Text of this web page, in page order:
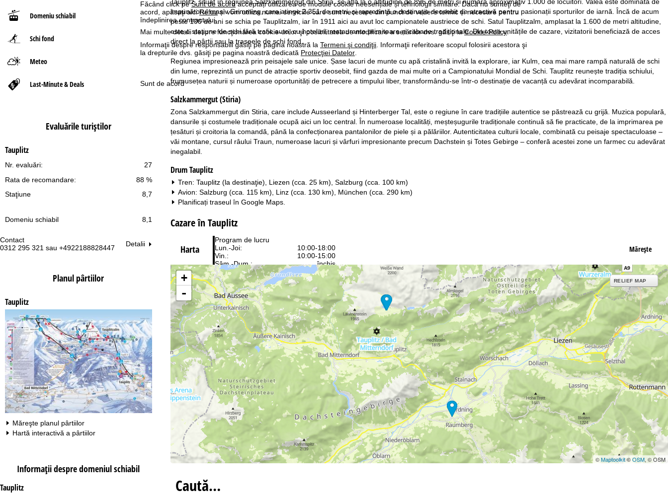
Făcând click peSunt de acordacceptați utilizarea de module cookie neesențiale și tehnologii similare. Dacă nu sunteţi de
acord, apăsaţi aiciRefuzși vom utiliza numai serviciile care sunt necesare din punct de vedere tehnic și necesare pentru
îndeplinirea contractului.
Mai multe detalii despre funcţionarea cookie-urilor şi posibilitatea de modificare a setărilor dvs. găsiţi laCookie-Policy.
Informaţii despre responsabili găsiţi pe pagina noastră la Termeni şi condiţii. Informaţii referitoare scopul folosirii acestora şi
la drepturile dvs. găsiţi pe pagina noastră dedicată Protecţiei Datelor.
Sunt de acord
Contact
0312 295 321 sau +4922188828447
Program de lucru
Lun.-Joi:
10:00-18:00
Vin.:
10:00-15:00
Sâm.-Dum.:
închis
Contact
Asistenţă
Domeniu schiabil
Schi fond
Meteo
Last-Minute & Deals
Evaluările turiştilor
Tauplitz
27
Nr. evaluări:
88 %
Rata de recomandare:
Staţiune
8,7
Domeniu schiabil 8,1
Detalii
Planul pârtiilor
Tauplitz
Măreşte planul pârtiilor
Hartă interactivă a pârtiilor
Informaţii despre domeniul schiabil
Tauplitz
ă
impunătorul masiv Grimming, care atinge 2.351 de metri, și reprezintă o destinație deosebit de atractivă pentru pasionații sporturilor de iarnă. Încă de acum
peste 100 de ani se schia pe Tauplitzalm, iar în 1911 aici au avut loc campionatele austriece de schi. Satul Tauplitzalm, amplasat la 1.600 de metri altitudine,
este o stațiune de schi fără trafic auto, cu hoteluri, restaurante primitoare și cabane tradiționale. Din toate unitățile de cazare, vizitatorii beneficiază de acces
direct la pârtii sau la traseele de schi fond.
Regiunea impresionează prin peisajele sale unice. Șase lacuri de munte cu apă cristalină invită la explorare, iar Kulm, cea mai mare rampă naturală de schi
din lume, reprezintă un punct de atracție sportiv deosebit, fiind gazda de mai multe ori a Campionatului Mondial de Schi. Tauplitz reunește tradiția schiului,
frumusețea naturii și numeroase oportunități de petrecere a timpului liber, transformându-se într-o destinație de vacanță cu adevărat incomparabilă.
Salzkammergut (Stiria)
Zona Salzkammergut din Stiria, care include Ausseerland și Hinterberger Tal, este o regiune în care tradițiile autentice se păstrează cu grijă. Muzica populară,
dansurile și costumele tradiționale ocupă aici un loc central. În numeroase localități, meșteșugurile tradiționale continuă să fie practicate, de la imprimarea pe
țesături și croitoria la comandă, până la confecționarea pantalonilor de piele și a pălăriilor. Autenticitatea culturii locale, combinată cu peisaje spectaculoase –
văi montane, cursul râului Traun, numeroase lacuri și vârfuri impresionante precum Dachstein și Totes Gebirge – conferă acestei zone un farmec cu adevărat
inegalabil.
Drum Tauplitz
Tren: Tauplitz (la destinaţie), Liezen (cca. 25 km), Salzburg (cca. 100 km)
Avion: Salzburg (cca. 115 km), Linz (cca. 130 km), München (cca. 290 km)
Planificați traseul în Google Maps.
Cazare în Tauplitz
Harta Măreşte
+
-
RELIEF MAP
©Maptoolkit©OSM, © OSM
Caută…